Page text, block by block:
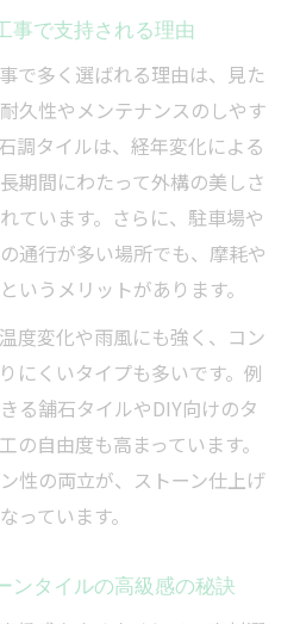
事で支持される理由
で多く選ばれる理由は、見た
久性やメンテナンスのしやす
調タイルは、経年変化による
期間にわたって外構の美しさ
ています。さらに、駐車場や
通行が多い場所でも、摩耗や
いうメリットがあります。
度変化や雨風にも強く、コン
にくいタイプも多いです。例
る舗石タイルやDIY向けのタ
の自由度も高まっています。
性の両立が、ストーン仕上げ
っています。
ンタイルの高級感の秘訣